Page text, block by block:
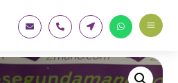
    a